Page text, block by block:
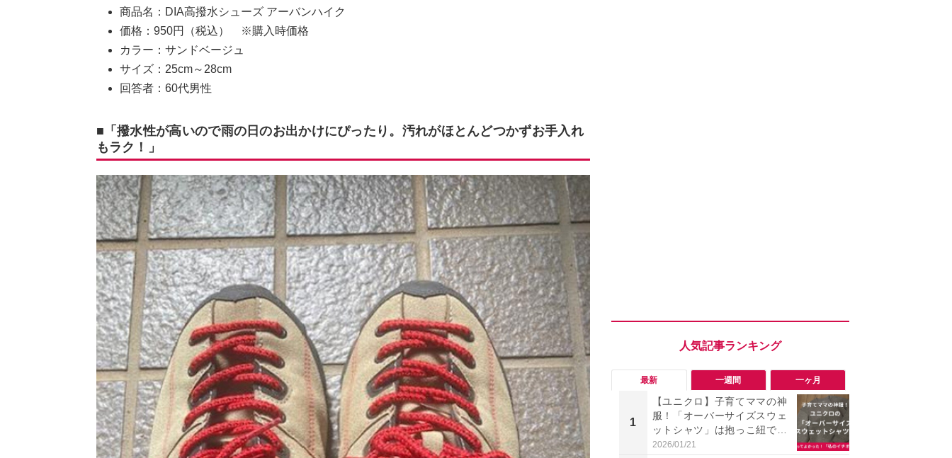
商品名：DIA高撥水シューズ アーバンハイク
価格：950円（税込） ※購入時価格
カラー：サンドベージュ
サイズ：25cm～28cm
回答者：60代男性
■「撥水性が高いので雨の日のお出かけにぴったり。汚れがほとんどつかずお手入れ
もラク！」
最新 一週間 一ヶ月
1
【ユニクロ】子育てママの神
服！「オーバーサイズスウェ
ットシャツ」は抱っこ紐でも
シワにならずキレイめに着回
2026/01/21